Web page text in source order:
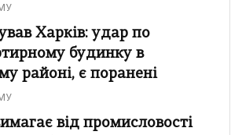
Харків: удар по
будинку в
районі, є поранені
від промисловості